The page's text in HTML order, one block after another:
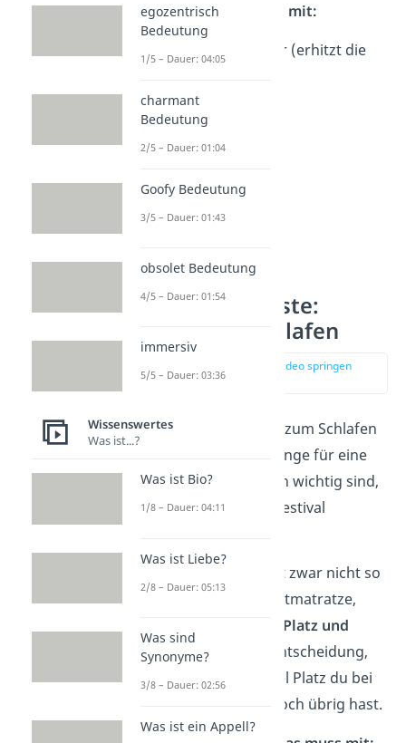
Apotheke — Das kann mit:
Insektenstichheiler (erhitzt die
Festival Packliste:
Zelten und Schlafen
zur Stelle im Video springen
(03:37)
Ausschließlich ein Zelt zum Schlafen
reicht nicht. Welche Dinge für eine
erholsame Nacht
noch wichtig sind,
erfährst du in dieser Festival
ist zwar nicht so
gemütlich wie eine Luftmatratze,
Platz und
Gewicht. Triff deine Entscheidung,
wenn du weißt, wie viel Platz du bei
der An- und Abreise noch übrig hast.
egozentrisch
Bedeutung
1/5 – Dauer: 04:05
charmant
Bedeutung
2/5 – Dauer: 01:04
Goofy Bedeutung
3/5 – Dauer: 01:43
obsolet Bedeutung
4/5 – Dauer: 01:54
immersiv
5/5 – Dauer: 03:36
Wissenswertes
Was ist...?
Was ist Bio?
1/8 – Dauer: 04:11
Was ist Liebe?
2/8 – Dauer: 05:13
Was sind
Synonyme?
3/8 – Dauer: 02:56
Was ist ein Appell?